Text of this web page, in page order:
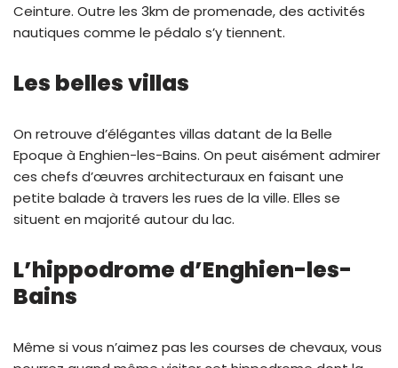
Ceinture. Outre les 3km de promenade, des activités
nautiques comme le pédalo s’y tiennent.
Les belles villas
On retrouve d’élégantes villas datant de la Belle
Epoque à Enghien-les-Bains. On peut aisément admirer
ces chefs d’œuvres architecturaux en faisant une
petite balade à travers les rues de la ville. Elles se
situent en majorité autour du lac.
L’hippodrome d’Enghien-les-
Bains
Même si vous n’aimez pas les courses de chevaux, vous